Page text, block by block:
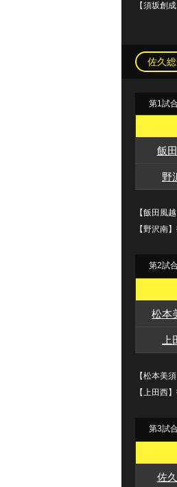
【須坂創
佐久
第1試
飯
野
【飯田風
【野沢南
第2試
松本
【松本美
【上田西
第3試
佐